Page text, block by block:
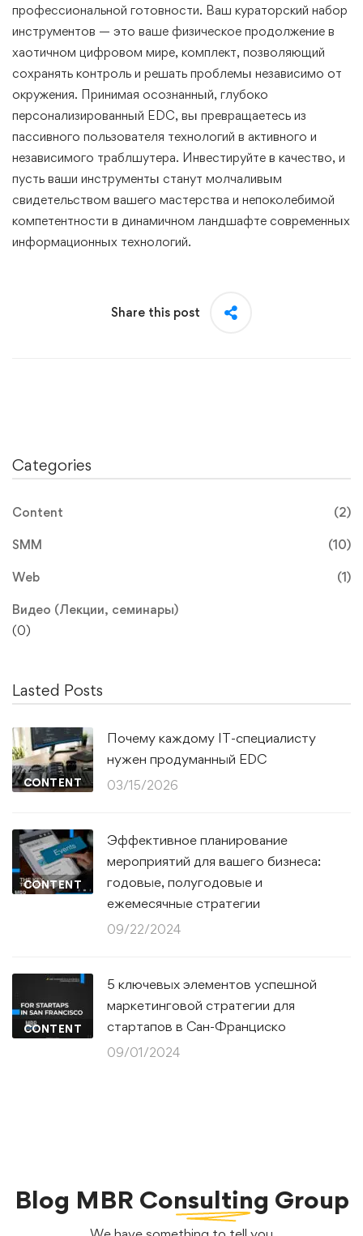
профессиональной готовности. Ваш кураторский набор
инструментов — это ваше физическое продолжение в
хаотичном цифровом мире, комплект, позволяющий
сохранять контроль и решать проблемы независимо от
окружения. Принимая осознанный, глубоко
персонализированный EDC, вы превращаетесь из
пассивного пользователя технологий в активного и
независимого траблшутера. Инвестируйте в качество, и
пусть ваши инструменты станут молчаливым
свидетельством вашего мастерства и непоколебимой
компетентности в динамичном ландшафте современных
информационных технологий.
Share this post
Categories
Content (2)
SMM (10)
Web (1)
Видео (Лекции, семинары)
(0)
Lasted Posts
CONTENT
Почему каждому IT-специалисту
нужен продуманный EDC
03/15/2026
CONTENT
Эффективное планирование
мероприятий для вашего бизнеса:
годовые, полугодовые и
ежемесячные стратегии
09/22/2024
CONTENT
5 ключевых элементов успешной
маркетинговой стратегии для
стартапов в Сан-Франциско
09/01/2024
Blog MBR Consulting Group